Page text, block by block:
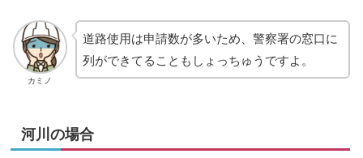
カミノ
道路使用は申請数が多いため、警察署の窓口に
列ができてることもしょっちゅうですよ。
河川の場合